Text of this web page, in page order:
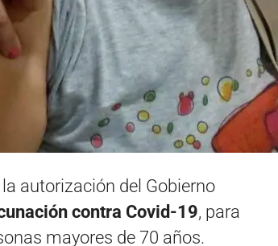
autorización del Gobierno
contra Covid-19, para
mayores de 70 años.